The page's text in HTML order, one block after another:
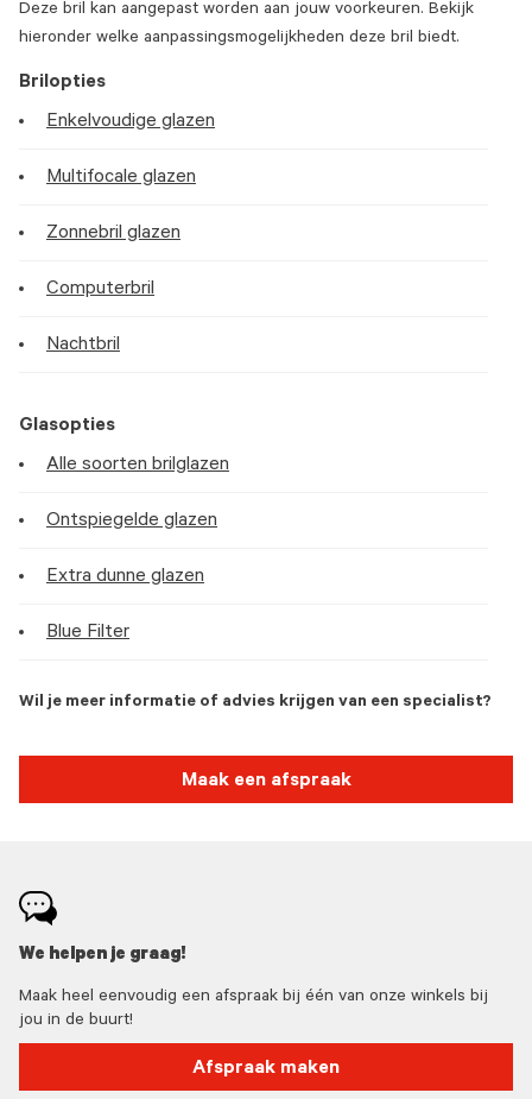
Deze bril kan aangepast worden aan jouw voorkeuren. Bekijk
hieronder welke aanpassingsmogelijkheden deze bril biedt.
Brilopties
Enkelvoudige glazen
Multifocale glazen
Zonnebril glazen
Computerbril
Nachtbril
Glasopties
Alle soorten brilglazen
Ontspiegelde glazen
Extra dunne glazen
Blue Filter
Wil je meer informatie of advies krijgen van een specialist?
Maak een afspraak
We helpen je graag!
Maak heel eenvoudig een afspraak bij één van onze winkels bij
jou in de buurt!
Afspraak maken